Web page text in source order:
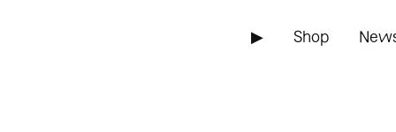
▶ Shop